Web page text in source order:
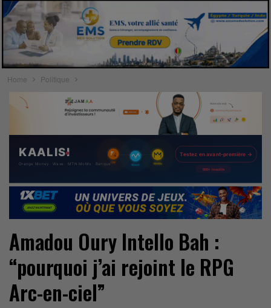
Home Politique
Amadou Oury Intello Bah :
“pourquoi j’ai rejoint le RPG
Arc-en-ciel”